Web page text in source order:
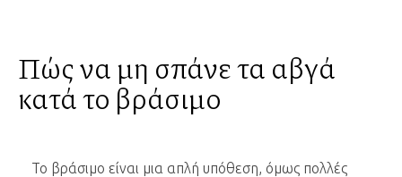
Πώς να μη σπάνε τα αβγά
κατά το βράσιμο
Το βράσιμο είναι μια απλή υπόθεση, όμως πολλές